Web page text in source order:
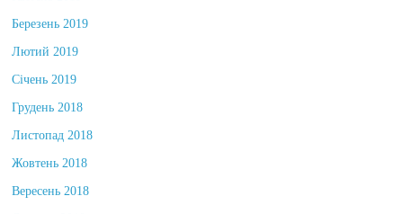
Березень 2019
Лютий 2019
Січень 2019
Грудень 2018
Листопад 2018
Жовтень 2018
Вересень 2018